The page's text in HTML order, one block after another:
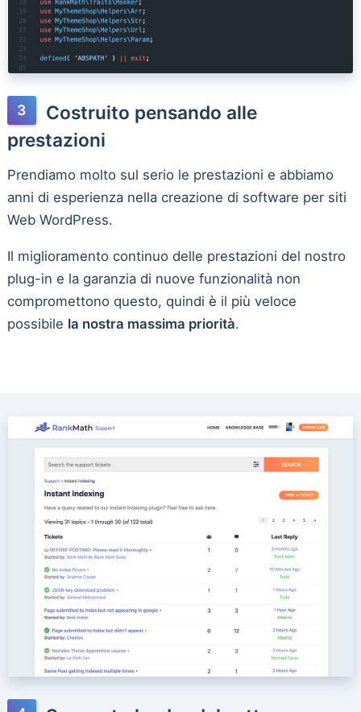
Costruito pensando alle
prestazioni
Prendiamo molto sul serio le prestazioni e abbiamo
anni di esperienza nella creazione di software per siti
Web WordPress.
Il miglioramento continuo delle prestazioni del nostro
plug-in e la garanzia di nuove funzionalità non
compromettono questo, quindi è il più veloce
possibile la nostra massima priorità.